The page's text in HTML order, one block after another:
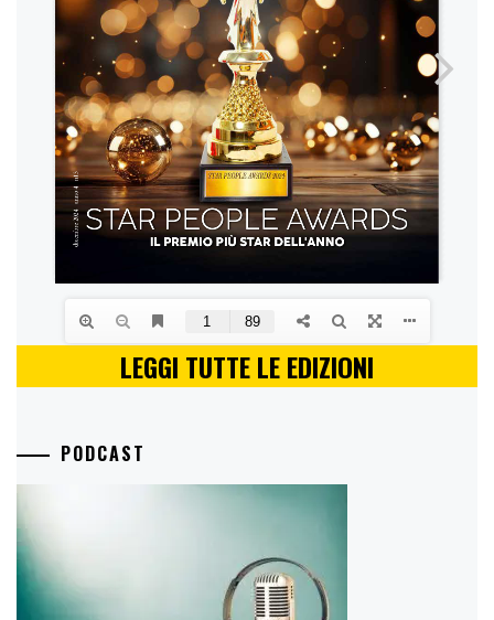
LEGGI TUTTE LE EDIZIONI
PODCAST